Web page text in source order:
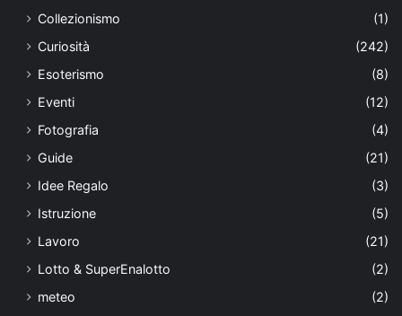
Collezionismo
(1)
Curiosità
(242)
Esoterismo
(8)
Eventi
(12)
Fotografia
(4)
Guide
(21)
Idee Regalo
(3)
Istruzione
(5)
Lavoro
(21)
Lotto & SuperEnalotto
(2)
meteo
(2)